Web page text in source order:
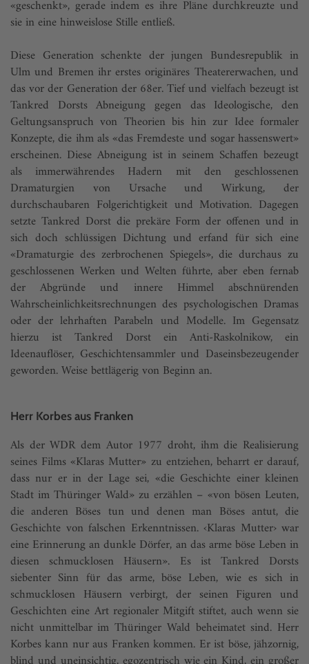
«geschenkt», gerade indem es ihre Pläne durchkreuzte und
sie in eine hinweislose Stille entließ.
Diese Generation schenkte der jungen Bundesrepublik in
Ulm und Bremen ihr erstes originäres Theatererwachen, und
das vor der Generation der 68er. Tief und vielfach bezeugt ist
Tankred Dorsts Abneigung gegen das Ideologische, den
Geltungsanspruch von Theorien bis hin zur Idee formaler
Konzepte, die ihm als «das Fremdeste und sogar hassenswert»
erscheinen. Diese Abneigung ist in seinem Schaffen bezeugt
als immerwährendes Hadern mit den geschlossenen
Dramaturgien von Ursache und Wirkung, der
durchschaubaren Folgerichtigkeit und Motivation. Dagegen
setzte Tankred Dorst die prekä­re Form der offenen und in
sich doch schlüssigen Dichtung und erfand für sich eine
«Dramaturgie des zerbrochenen Spiegels», die durchaus zu
geschlossenen Werken und Welten führte, aber eben fernab
der Abgründe und innere Himmel abschnürenden
Wahrscheinlichkeitsrechnungen des psychologischen Dramas
oder der lehrhaften Parabeln und Modelle. Im Gegensatz
hierzu ist Tankred Dorst ein Anti-Raskolnikow, ein
Ideenauflöser, Geschichtensammler und Daseinsbezeugender
geworden. Weise bettlägerig von Beginn an.
Herr Korbes aus Franken
Als der WDR dem Autor 1977 droht, ihm die Realisierung
seines Films «Klaras Mutter» zu entziehen, beharrt er darauf,
dass nur er in der Lage sei, «die Geschichte einer kleinen
Stadt im Thüringer Wald» zu erzählen – «von bösen Leuten,
die anderen Böses tun und denen man Böses antut, die
Geschichte von falschen Erkenntnissen. ‹Klaras Mutter› war
eine Erinnerung an dunkle Dörfer, an das arme böse Leben in
diesen schmucklosen Häusern». Es ist Tankred Dorsts
siebenter Sinn für das arme, böse Leben, wie es sich in
schmucklosen Häusern verbirgt, der seinen Figuren und
Geschichten eine Art regionaler Mitgift stiftet, auch wenn sie
nicht unmittelbar im Thüringer Wald beheimatet sind. Herr
Korbes kann nur aus Franken kommen. Er ist böse, jähzornig,